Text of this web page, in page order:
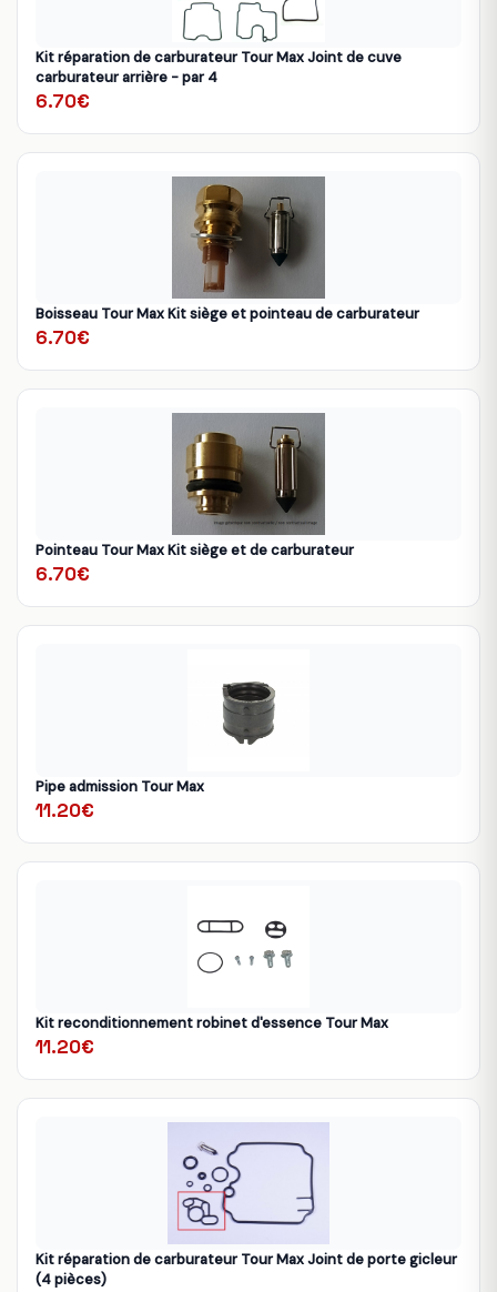
Kit réparation de carburateur Tour Max Joint de cuve
carburateur arrière - par 4
6.70€
Boisseau Tour Max Kit siège et pointeau de carburateur
6.70€
Pointeau Tour Max Kit siège et de carburateur
6.70€
Pipe admission Tour Max
11.20€
Kit reconditionnement robinet d'essence Tour Max
11.20€
Kit réparation de carburateur Tour Max Joint de porte gicleur
(4 pièces)